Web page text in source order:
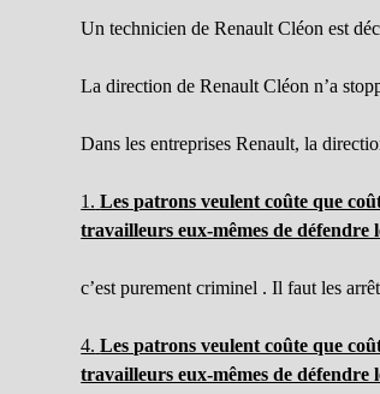
Un technicien de Renault Cléon est
La direction de Renault Cléon n’a
Dans les entreprises Renault, la
1. Les patrons veulent coûte que
travailleurs eux-mêmes de défendre
c’est purement criminel . Il faut les
4. Les patrons veulent coûte que
travailleurs eux-mêmes de défendre